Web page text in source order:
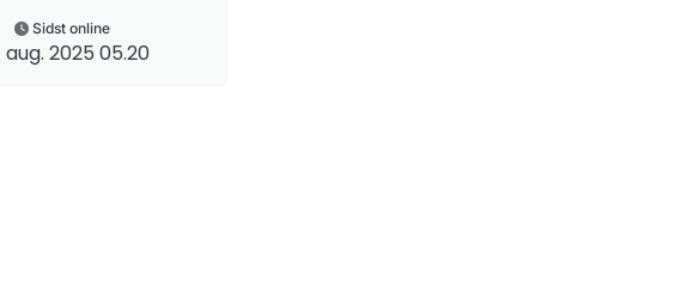
Sidst online
aug. 2025 05.20